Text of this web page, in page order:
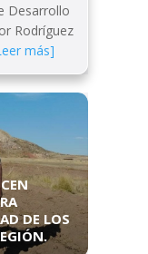
Desarrollo
Rodríguez
más]
DE LOS